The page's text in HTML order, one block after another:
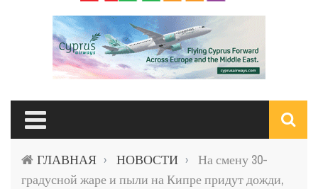
ГЛАВНАЯ › НОВОСТИ ›
На смену 30-
градусной жаре и пыли на Кипре придут дожди,